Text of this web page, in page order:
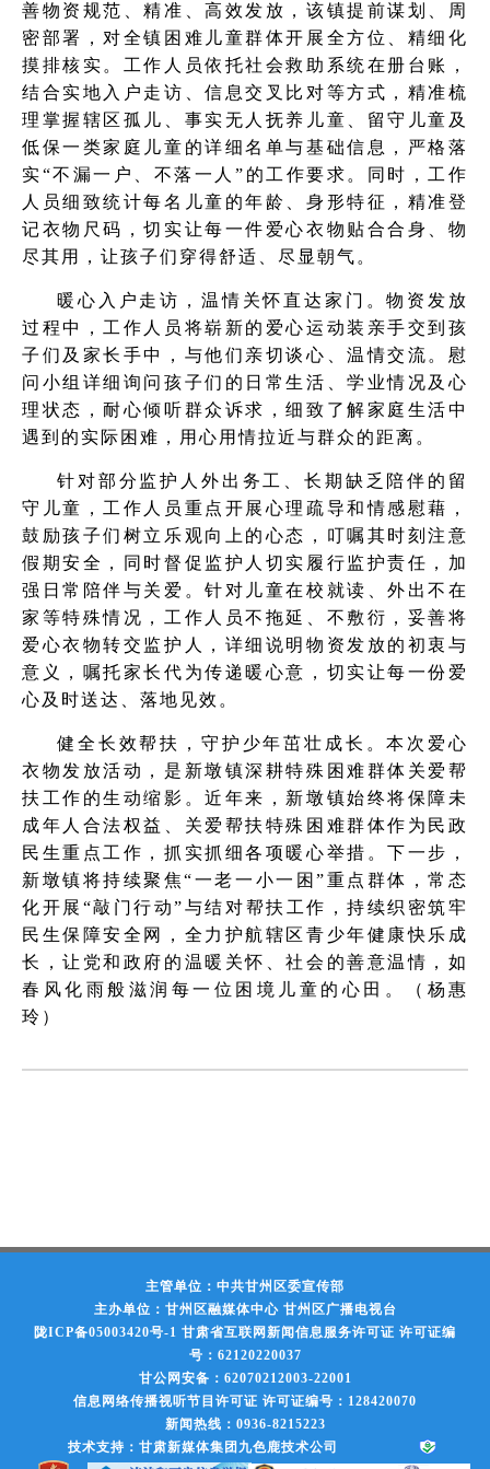
善物资规范、精准、高效发放，该镇提前谋划、周
密部署，对全镇困难儿童群体开展全方位、精细化
摸排核实。工作人员依托社会救助系统在册台账，
结合实地入户走访、信息交叉比对等方式，精准梳
理掌握辖区孤儿、事实无人抚养儿童、留守儿童及
低保一类家庭儿童的详细名单与基础信息，严格落
实“不漏一户、不落一人”的工作要求。同时，工作
人员细致统计每名儿童的年龄、身形特征，精准登
记衣物尺码，切实让每一件爱心衣物贴合合身、物
尽其用，让孩子们穿得舒适、尽显朝气。
暖心入户走访，温情关怀直达家门。物资发放
过程中，工作人员将崭新的爱心运动装亲手交到孩
子们及家长手中，与他们亲切谈心、温情交流。慰
问小组详细询问孩子们的日常生活、学业情况及心
理状态，耐心倾听群众诉求，细致了解家庭生活中
遇到的实际困难，用心用情拉近与群众的距离。
针对部分监护人外出务工、长期缺乏陪伴的留
守儿童，工作人员重点开展心理疏导和情感慰藉，
鼓励孩子们树立乐观向上的心态，叮嘱其时刻注意
假期安全，同时督促监护人切实履行监护责任，加
强日常陪伴与关爱。针对儿童在校就读、外出不在
家等特殊情况，工作人员不拖延、不敷衍，妥善将
爱心衣物转交监护人，详细说明物资发放的初衷与
意义，嘱托家长代为传递暖心意，切实让每一份爱
心及时送达、落地见效。
健全长效帮扶，守护少年茁壮成长。本次爱心
衣物发放活动，是新墩镇深耕特殊困难群体关爱帮
扶工作的生动缩影。近年来，新墩镇始终将保障未
成年人合法权益、关爱帮扶特殊困难群体作为民政
民生重点工作，抓实抓细各项暖心举措。下一步，
新墩镇将持续聚焦“一老一小一困”重点群体，常态
化开展“敲门行动”与结对帮扶工作，持续织密筑牢
民生保障安全网，全力护航辖区青少年健康快乐成
长，让党和政府的温暖关怀、社会的善意温情，如
春风化雨般滋润每一位困境儿童的心田。（杨惠
玲）
主管单位：中共甘州区委宣传部
主办单位：甘州区融媒体中心 甘州区广播电视台
陇ICP备05003420号-1 甘肃省互联网新闻信息服务许可证 许可证编
号：62120220037
甘公网安备：62070212003-22001
信息网络传播视听节目许可证 许可证编号：128420070
新闻热线：0936-8215223
技术支持：甘肃新媒体集团九色鹿技术公司